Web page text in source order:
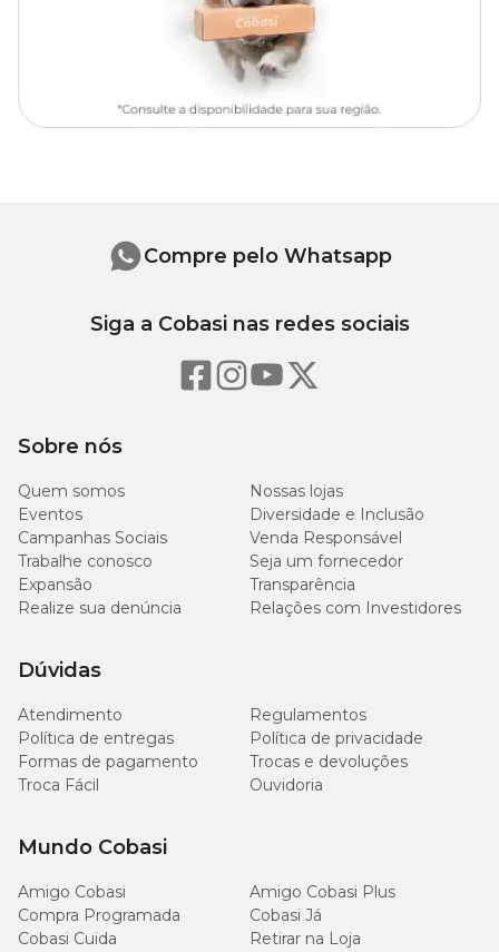
Não utilizar como brinquedo. Manter fora do alcance de crianças.
Por que escolher o tutor maleável Top Garden
beleza e praticidade se encontram.
Medidas aproximadas
Altura
100 cm 100 cm
Na Cobasi, você encontra o
Tutor Maleável em Fibra de Coco
para Plantas Top Garden com preçoespecial. Compre pelo
bonitas e bem cuidadas.
Sobre nós
Quem somos
Nossas lojas
Eventos
Diversidade e Inclusão
Campanhas Sociais
Venda Responsável
Trabalhe conosco
Seja um fornecedor
Expansão
Transparência
Realize sua denúncia
Relações com Investidores
Dúvidas
Atendimento
Regulamentos
Política de entregas
Política de privacidade
Formas de pagamento
Trocas e devoluções
Troca Fácil
Ouvidoria
Mundo Cobasi
Amigo Cobasi
Amigo Cobasi Plus
Compra Programada
Cobasi Já
Cobasi Cuida
Retirar na Loja
Compre pelo Whatsapp
Siga a Cobasi nas redes sociais